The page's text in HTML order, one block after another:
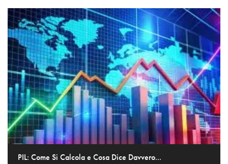
PIL: Come Si Calcola e Cosa Dice Davvero...